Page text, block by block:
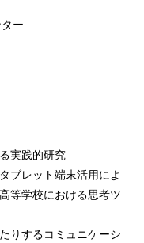
ー
実践的研究
ブレット端末活用によ
等学校における思考ツ
りするコミュニケーシ